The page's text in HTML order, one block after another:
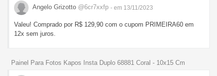
Angelo Grizotto @6cr7xxfp - em 13/11/2023
Valeu! Comprado por R$ 129,90 com o cupom PRIMEIRA60 em
12x sem juros.
Painel Para Fotos Kapos Insta Duplo 68881 Coral - 10x15 Cm